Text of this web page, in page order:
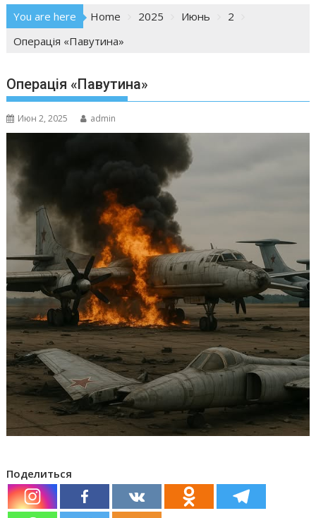
You are here Home 2025 Июнь
2
Операція «Павутина»
Операція «Павутина»
Июн 2, 2025 admin
Поделиться